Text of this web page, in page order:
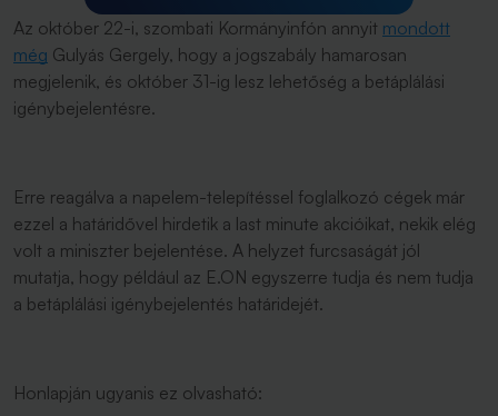
Az október 22-i, szombati Kormányinfón annyit mondott
még Gulyás Gergely, hogy a jogszabály hamarosan
megjelenik, és október 31-ig lesz lehetőség a betáplálási
igénybejelentésre.
Erre reagálva a napelem-telepítéssel foglalkozó cégek már
ezzel a határidővel hirdetik a last minute akcióikat, nekik elég
volt a miniszter bejelentése. A helyzet furcsaságát jól
mutatja, hogy például az E.ON egyszerre tudja és nem tudja
a betáplálási igénybejelentés határidejét.
Honlapján ugyanis ez olvasható: